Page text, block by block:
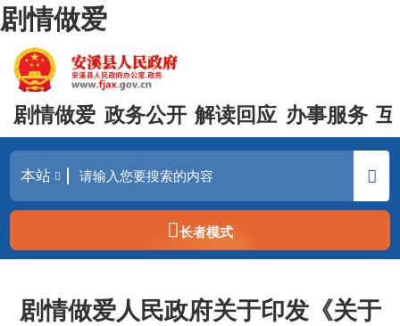
剧情做爱
剧情做爱 政务公开 解读回应 办事服务
长者模式
剧情做爱人民政府关于印发《关于